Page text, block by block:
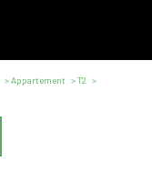
Appartement
T2